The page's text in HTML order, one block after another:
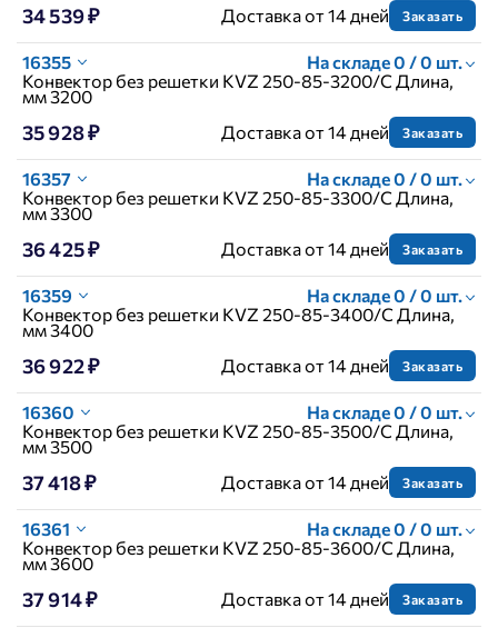
34 539 ₽ Доставка от 14 дней Заказать
16355
На складе 0 / 0 шт.
Конвектор без решетки KVZ 250-85-3200/C Длина,
мм 3200
35 928 ₽ Доставка от 14 дней Заказать
16357
На складе 0 / 0 шт.
Конвектор без решетки KVZ 250-85-3300/C Длина,
мм 3300
36 425 ₽ Доставка от 14 дней Заказать
16359
На складе 0 / 0 шт.
Конвектор без решетки KVZ 250-85-3400/C Длина,
мм 3400
36 922 ₽ Доставка от 14 дней Заказать
16360
На складе 0 / 0 шт.
Конвектор без решетки KVZ 250-85-3500/C Длина,
мм 3500
37 418 ₽ Доставка от 14 дней Заказать
16361
На складе 0 / 0 шт.
Конвектор без решетки KVZ 250-85-3600/C Длина,
мм 3600
37 914 ₽ Доставка от 14 дней Заказать